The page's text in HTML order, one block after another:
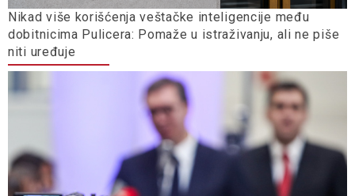
Nikad više korišćenja veštačke inteligencije među
dobitnicima Pulicera: Pomaže u istraživanju, ali ne piše
niti uređuje